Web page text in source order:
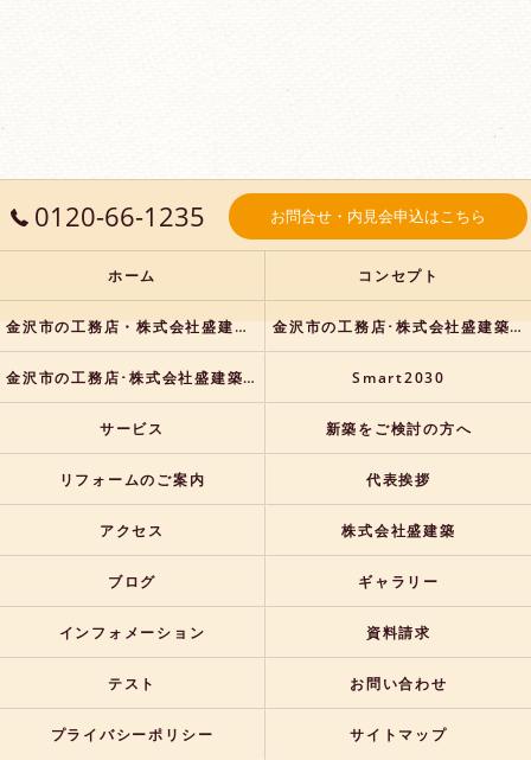
0120-66-1235 お問合せ・内見会申込はこちら
ホーム コンセプト
金沢市の工務店・株式会社盛建築の口コミ情報 金沢市の工務店･株式会社盛建築の評判
金沢市の工務店･株式会社盛建築のお客様の声 Smart2030
サービス 新築をご検討の方へ
リフォームのご案内 代表挨拶
アクセス 株式会社盛建築
ブログ ギャラリー
インフォメーション 資料請求
テスト お問い合わせ
プライバシーポリシー サイトマップ